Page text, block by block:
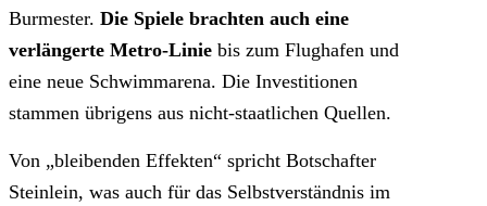
Burmester. Die Spiele brachten auch eine
verlängerte Metro-Linie bis zum Flughafen und
eine neue Schwimmarena. Die Investitionen
stammen übrigens aus nicht-staatlichen Quellen.
Von „bleibenden Effekten“ spricht Botschafter
Steinlein, was auch für das Selbstverständnis im